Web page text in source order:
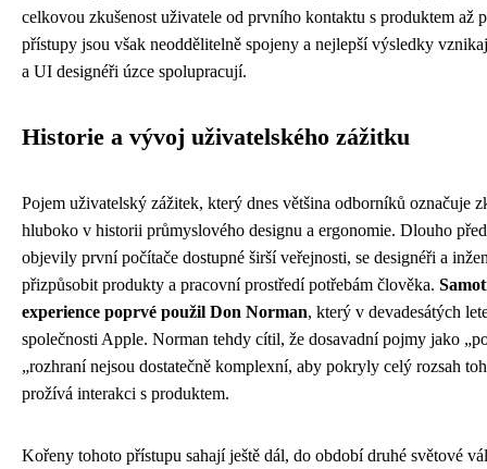
celkovou zkušenost uživatele od prvního kontaktu s produktem až
přístupy jsou však neoddělitelně spojeny a nejlepší výsledky
a UI designéři úzce spolupracují.
Historie a vývoj uživatelského zážitku
Pojem uživatelský zážitek, který dnes většina odborníků označuje
hluboko v historii průmyslového designu a ergonomie. Dlouho
objevily první počítače dostupné širší veřejnosti, se designéři a
přizpůsobit produkty a pracovní prostředí potřebám člověka.
experience poprvé použil Don Norman, který v devadesátých
společnosti Apple. Norman tehdy cítil, že dosavadní pojmy jako
„rozhraní nejsou dostatečně komplexní, aby pokryly celý rozsah
prožívá interakci s produktem.
Kořeny tohoto přístupu sahají ještě dál, do období druhé světové